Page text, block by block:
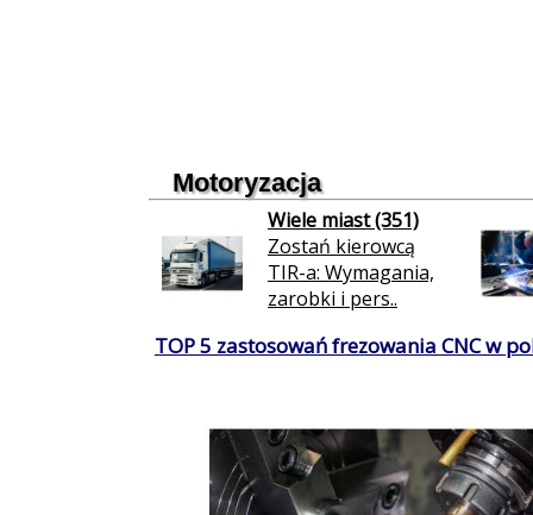
Motoryzacja
Wiele miast (351)
Zostań kierowcą
TIR-a: Wymagania,
zarobki i pers..
TOP 5 zastosowań frezowania CNC w